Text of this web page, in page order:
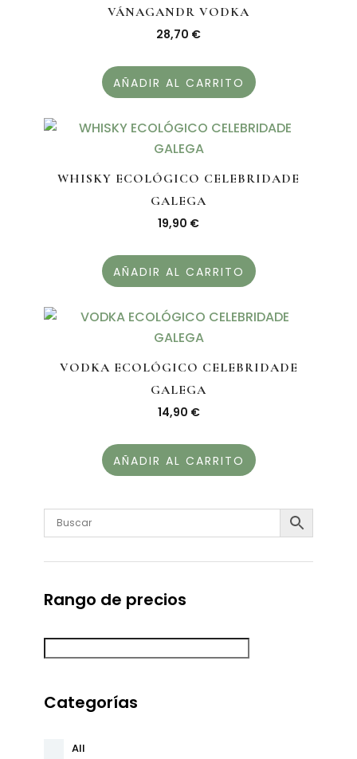
Rango de precios
Categorías
All
VÁNAGANDR VODKA
28,70 €
AÑADIR AL CARRITO
WHISKY ECOLÓGICO CELEBRIDADE
GALEGA
19,90 €
AÑADIR AL CARRITO
VODKA ECOLÓGICO CELEBRIDADE
GALEGA
14,90 €
AÑADIR AL CARRITO